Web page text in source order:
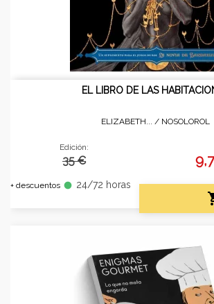
EL LIBRO DE LAS
ELIZABETH... / NOSOLOROL
Edición:
35 €
+ descuentos fiber_manual_record 24/72 horas